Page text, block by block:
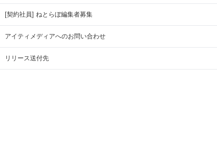
[契約社員] ねとらぼ編集者募集
アイティメディアへのお問い合わせ
リリース送付先